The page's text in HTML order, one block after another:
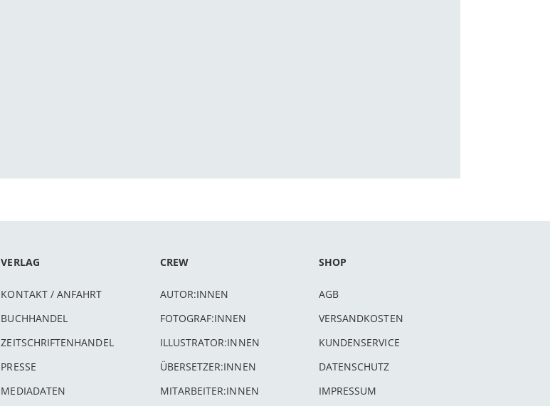
VERLAG
KONTAKT / ANFAHRT
BUCHHANDEL
ZEITSCHRIFTENHANDEL
PRESSE
MEDIADATEN
CREW
AUTOR:INNEN
FOTOGRAF:INNEN
ILLUSTRATOR:INNEN
ÜBERSETZER:INNEN
MITARBEITER:INNEN
SHOP
AGB
VERSANDKOSTEN
KUNDENSERVICE
DATENSCHUTZ
IMPRESSUM